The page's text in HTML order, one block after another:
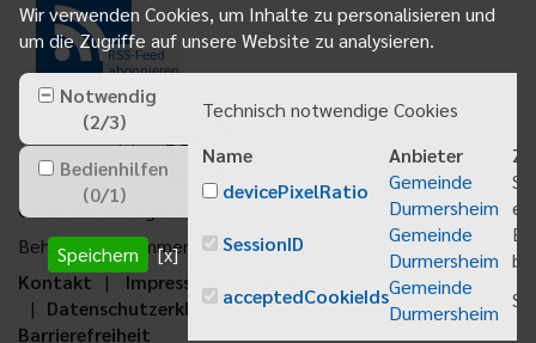
RSS-Feed
abonnieren
Gemeindeanzeiger abonnieren
Behördenrufnummer 115
Kontakt
Impressum
Datenschutzerklärung
Erklärung zur
Barrierefreiheit
Wir verwenden Cookies, um Inhalte zu personalisieren und
um die Zugriffe auf unsere Website zu analysieren.
Notwendig
(2/3)
Bedienhilfen
(0/1)
Speichern [x]
Technisch notwendige Cookies
Name
Anbieter
devicePixelRatio
Gemeinde
Durmersheim
SessionID
Gemeinde
Durmersheim
acceptedCookieIdsGemeinde
Durmersheim